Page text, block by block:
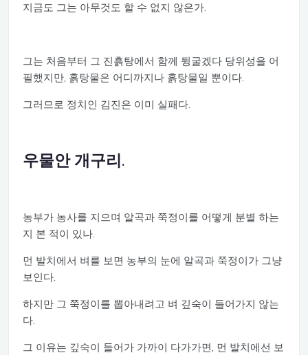
지금도 그는 아무것도 할 수 없지 않은가.
그는 처음부터 그 진흙탕에서 함께 뒹굴겠다 당위성을 어
필했지만, 흙탕물은 어디까지나 흙탕물일 뿐이다.
그러므로 정치인 김진은 이미 실패다.
우물안 개구리.
농부가 농사를 지으며 알곡과 쭉정이를 어떻게 분별 하는
지 본 적이 있나.
먼 발치에서 벼를 보면 농부의 눈에 알곡과 쭉정이가 그냥
보인다.
하지만 그 쭉정이를 뽑아내려고 벼 깊숙이 들어가지 않는
다.
그 이유는 깊숙이 들어가 가까이 다가가면, 먼 발치에선 보